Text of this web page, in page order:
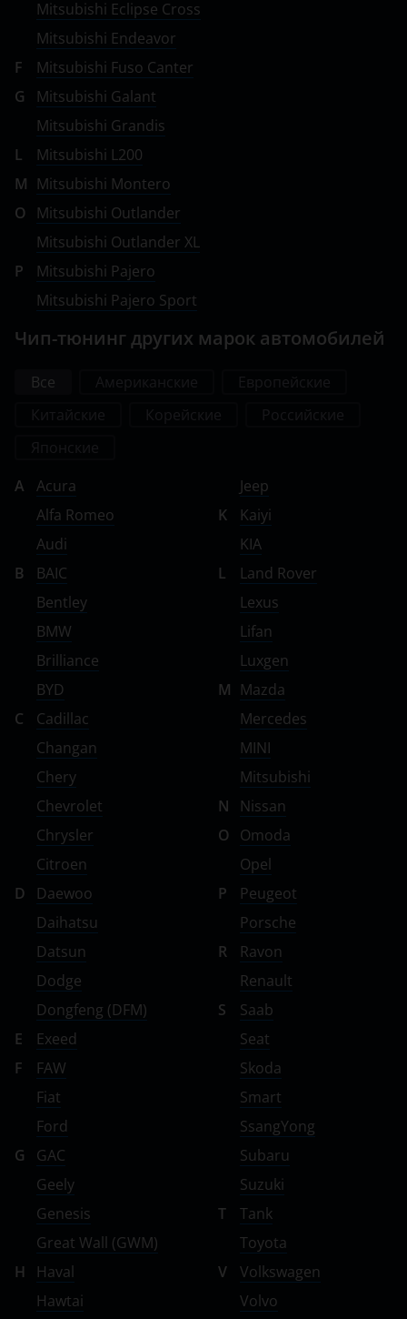
Smart
SsangYong
Subaru
Suzuki
Tank
Toyota
Volkswagen
Volvo
Vortex
Zotye
ZX
ЗАЗ
ТагАЗ
УАЗ
Mitsubishi Eclipse Cross
Mitsubishi Endeavor
F
Mitsubishi Fuso Canter
G
Mitsubishi Galant
Mitsubishi Grandis
L
Mitsubishi L200
M Mitsubishi Montero
O
Mitsubishi Outlander
Mitsubishi Outlander XL
P
Mitsubishi Pajero
Mitsubishi Pajero Sport
Чип-тюнинг других марок автомобилей
Все
A
Acura
Alfa Romeo
Audi
B
BAIC
Bentley
BMW
Brilliance
BYD
C
Cadillac
Changan
Chery
Chevrolet
Chrysler
Citroen
D
Daewoo
Daihatsu
Datsun
Dodge
Dongfeng (DFM)
E
Exeed
F
FAW
Fiat
Ford
G
GAC
Geely
Genesis
Great Wall (GWM)
H
Haval
Hawtai
Jeep
K
Kaiyi
KIA
L
Land Rover
Lexus
Lifan
Luxgen
M Mazda
Mercedes
MINI
Mitsubishi
N
Nissan
O
Omoda
Opel
P
Peugeot
Porsche
R
Ravon
Renault
S
Saab
Seat
Skoda
Smart
SsangYong
Subaru
Suzuki
T
Tank
Toyota
V
Volkswagen
Volvo